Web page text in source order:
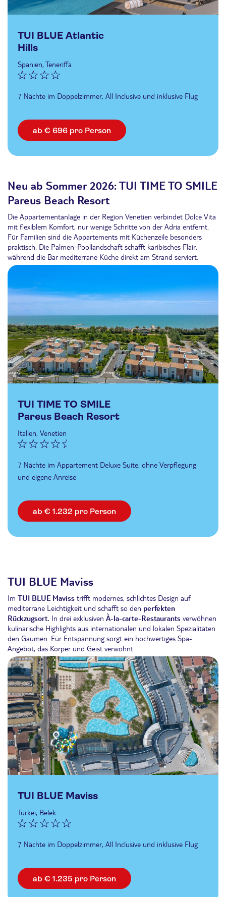
TUI BLUE Atlantic
Hills
Spanien, Teneriffa
7 Nächte im Doppelzimmer, All Inclusive und inklusive Flug
ab € 696 pro Person
Neu ab Sommer 2026: TUI TIME TO SMILE
Pareus Beach Resort
Die Appartementanlage in der Region Venetien verbindet Dolce Vita
mit flexiblem Komfort, nur wenige Schritte von der Adria entfernt.
Für Familien sind die Appartements mit Küchenzeile besonders
praktisch. Die Palmen-Poollandschaft schafft karibisches Flair,
während die Bar mediterrane Küche direkt am Strand serviert.
TUI TIME TO SMILE
Pareus Beach Resort
Italien, Venetien
7 Nächte im Appartement Deluxe Suite, ohne Verpflegung
und eigene Anreise
ab € 1.232 pro Person
TUI BLUE Maviss
Im TUI BLUE Maviss trifft modernes, schlichtes Design auf
mediterrane Leichtigkeit und schafft so den perfekten
Rückzugsort. In drei exklusiven À-la-carte-Restaurants verwöhnen
kulinarische Highlights aus internationalen und lokalen Spezialitäten
den Gaumen. Für Entspannung sorgt ein hochwertiges Spa-
Angebot, das Körper und Geist verwöhnt.
TUI BLUE Maviss
Türkei, Belek
7 Nächte im Doppelzimmer, All Inclusive und inklusive Flug
ab € 1.235 pro Person